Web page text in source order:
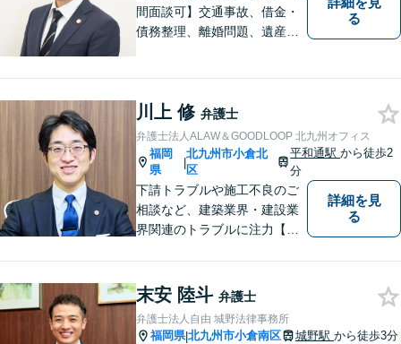
間面談可】交通事故、借金・
債務整理、離婚問題、遺産相
と弁護士に相談してもいいの
かな」と思わず、遠慮なくご
相談ください。
る
川上 修 弁護士
弁護士法人ALAW＆GOODLOOP 北九州オフィス
福岡
県
|
北九州市小倉北
区
平和通駅から徒歩2
分
下請トラブルや施工不良のご
相談など、建築業界・建設業
界関連のトラブルに注力【企
のご相談はお任せください
【夜間・休日対応可】M&A、
株式発行も対応【小倉駅3分】
詳細を見
る
末安 陸斗 弁護士
弁護士法人自由 城野法律事務所
福岡県|北九州市小倉南区 城野駅 から徒歩3分